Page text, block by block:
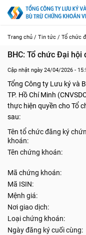
Trang chủ / Tin tức / Tổ chức
BHC: Tổ chức Đại
Cập nhật ngày 24/04/2026 -
Tổng Công ty Lưu ký và
TP. Hồ Chí Minh
thực hiện quyền cho Tổ
sau:
Tên tổ chức đăng ký
khoán:
Tên chứng khoán:
Mã chứng khoán:
Mã ISIN:
Mệnh giá:
Nơi giao dịch:
Loại chứng khoán:
Ngày đăng ký cuối cùng: